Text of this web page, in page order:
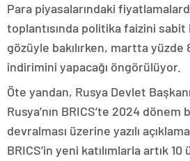
Para piyasalarındaki
toplantısında politika faizini sabit
gözüyle bakılırken, martta
indirimini yapacağı öngörülüyor.
Öte yandan, Rusya Devlet
Rusya’nın BRICS’te 2024 dönem
devralması üzerine yazılı
BRICS’in yeni katılımlarla artık